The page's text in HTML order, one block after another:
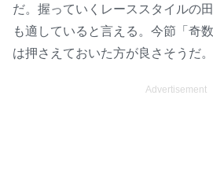
だ。握っていくレーススタイルの
も適していると言える。今節「奇
は押さえておいた方が良さそうだ。
Advertisement